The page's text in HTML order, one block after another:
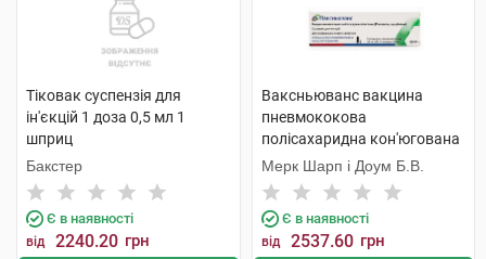
Тіковак суспензія для
ін'єкцій 1 доза 0,5 мл 1
шприц
Бакстер
Є в наявності
від 2240.20 грн
Ваксньюванс вакцина
пневмококова
полісахаридна кон'югована
15-валентна адсорбована
суспензія для ін'єкцій 1 доза
0,5 мл 1 шприц
Мерк Шарп і Доум Б.В.
Є в наявності
від 2537.60 грн